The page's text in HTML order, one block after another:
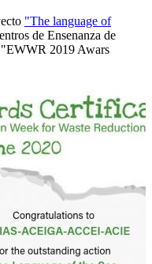
"The language of
de Ensenanza de
"EWWR 2019 Awars